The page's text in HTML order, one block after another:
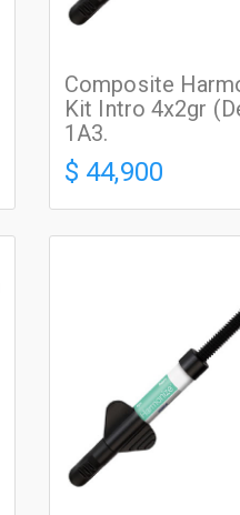
Composite
Kit Intro 4x2gr
1A3.
$ 44,900
RESINAS PREMIUM